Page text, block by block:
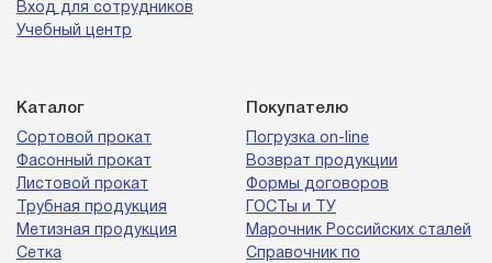
Вход для сотрудников
Учебный центр
Каталог
Сортовой прокат
Фасонный прокат
Листовой прокат
Трубная продукция
Метизная продукция
Сетка
Покупателю
Погрузка on-line
Возврат продукции
Формы договоров
ГОСТы и ТУ
Марочник Российских сталей
Справочник по